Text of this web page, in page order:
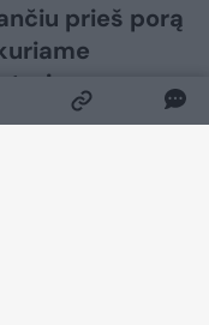
prieš porą
jūroje,